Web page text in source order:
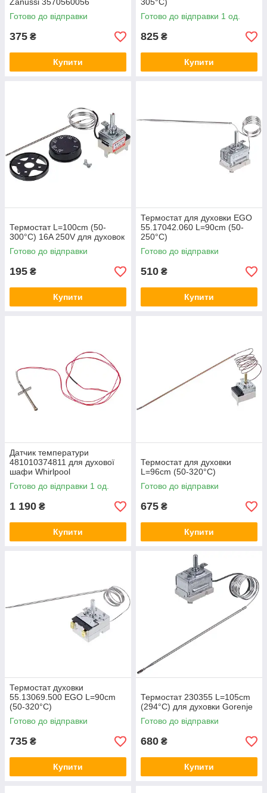
Готово до відправки
375 ₴
Купити
Готово до відправки 1 од.
825 ₴
Купити
Термостат L=100cm (50-
300°C) 16A 250V для духовок
Готово до відправки
195 ₴
Купити
Термостат для духовки EGO
55.17042.060 L=90cm (50-
250°С)
Готово до відправки
510 ₴
Купити
Датчик температури
481010374811 для духової
шафи Whirlpool
Готово до відправки 1 од.
1 190 ₴
Купити
Термостат для духовки
L=96cm (50-320°C)
Готово до відправки
675 ₴
Купити
Термостат духовки
55.13069.500 EGO L=90cm
(50-320°C)
Готово до відправки
735 ₴
Купити
Термостат 230355 L=105cm
(294°C) для духовки Gorenje
Готово до відправки
680 ₴
Купити